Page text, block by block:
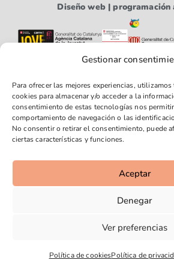
Gestionar
Para ofrecer las mejores experiencias,
cookies para almacenar y/o acceder a la
consentimiento de estas tecnologías nos
comportamiento de navegación o las
No consentir o retirar el consentimiento, puede
ciertas características y funciones.
Aceptar
Denegar
Ver preferencias
Política de cookiesPolítica de
Diseño web | programación
Síguenos
Faceboo
Síguenos
Youtube